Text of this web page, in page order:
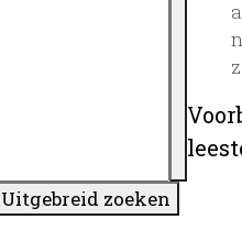
Uitgebreid zoeken